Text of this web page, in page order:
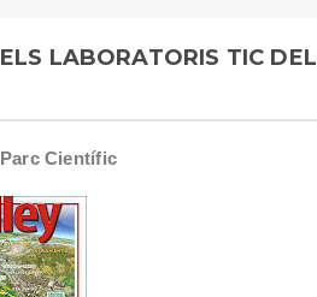
LABORATORIS TIC DEL
Científic